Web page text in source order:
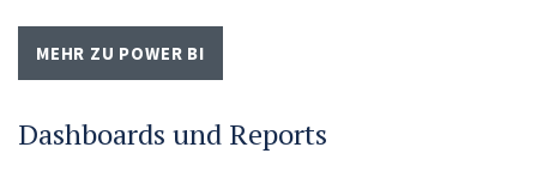
MEHR ZU POWER BI
Dashboards und Reports